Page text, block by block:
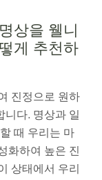
상을 웰니
게 추천하
진정으로 원하
니다. 명상과 일
때 우리는 마
화하여 높은 진
상태에서 우리